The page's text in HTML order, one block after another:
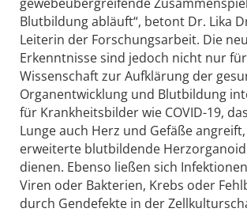
gewebeübergreifende
Blutbildung abläuft“, betont Dr. Lika
Leiterin der Forschungsarbeit. Die
Erkenntnisse sind jedoch nicht nur
Wissenschaft zur Aufklärung der
Organentwicklung und Blutbildung
für Krankheitsbilder wie COVID-19,
Lunge auch Herz und Gefäße
erweiterte blutbildende
dienen. Ebenso ließen sich
Viren oder Bakterien, Krebs oder
durch Gendefekte in der